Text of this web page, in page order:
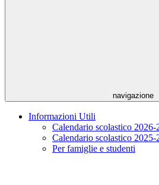
navigazione
Informazioni Utili
Calendario scolastico 2026-
Calendario scolastico 2025-
Per famiglie e studenti